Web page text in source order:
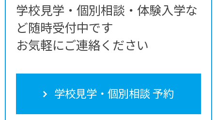
学校見学・個別相談・体験入学な
ど随時受付中です
お気軽にご連絡ください
学校見学・個別相談 予約